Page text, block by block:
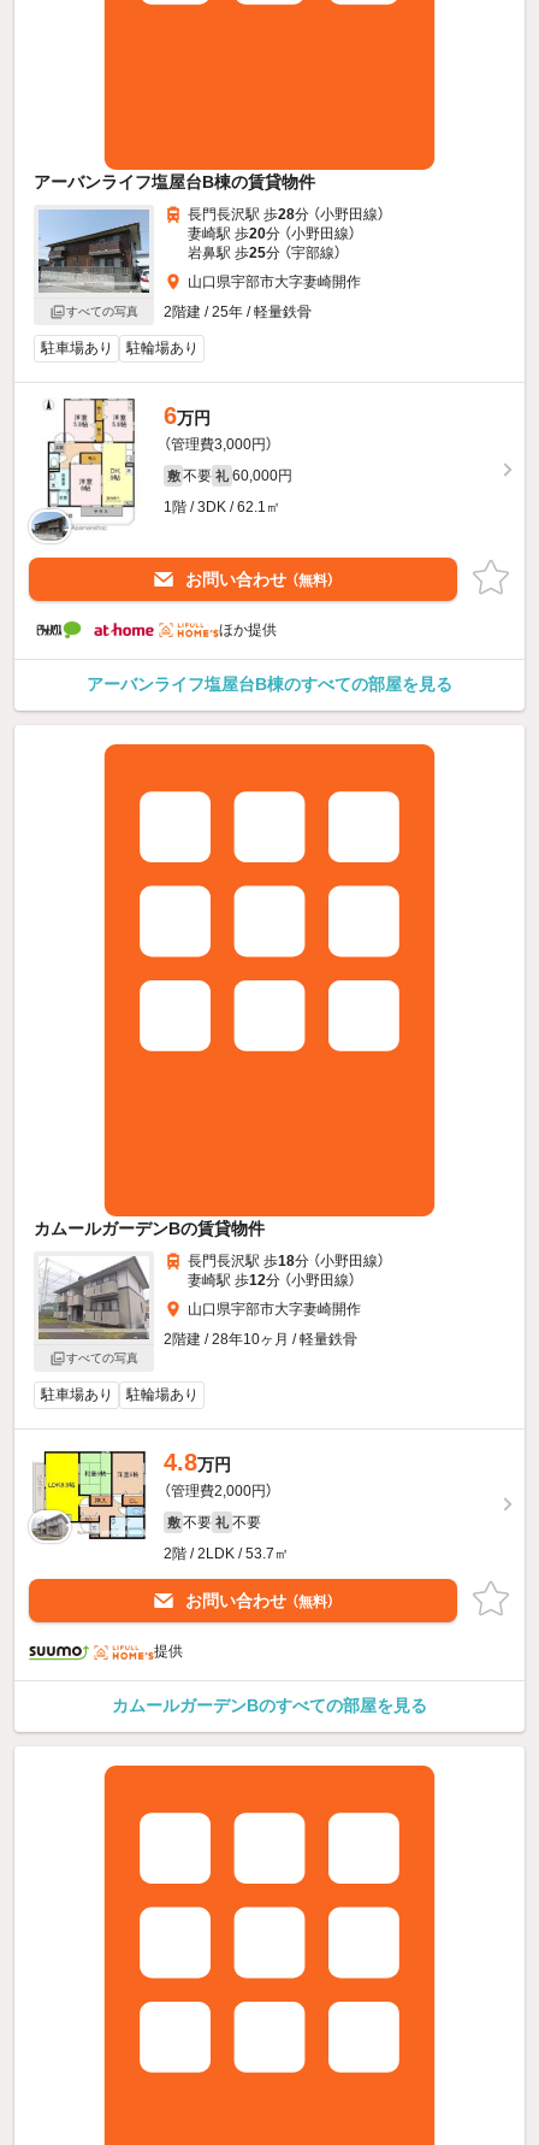
アーバンライフ塩屋台B棟の賃貸物件
すべての写真
長門長沢駅 歩28分 （小野田線）
妻崎駅 歩20分 （小野田線）
岩鼻駅 歩25分 （宇部線）
山口県宇部市大字妻崎開作
2階建 / 25年 / 軽量鉄骨
駐車場あり 駐輪場あり
6万円
（管理費3,000円）
敷 不要 礼 60,000円
1階 / 3DK / 62.1㎡
お問い合わせ （無料）
ほか提供
アーバンライフ塩屋台B棟のすべての部屋を見る
カムールガーデンBの賃貸物件
すべての写真
長門長沢駅 歩18分 （小野田線）
妻崎駅 歩12分 （小野田線）
山口県宇部市大字妻崎開作
2階建 / 28年10ヶ月 / 軽量鉄骨
駐車場あり 駐輪場あり
4.8万円
（管理費2,000円）
敷 不要 礼 不要
2階 / 2LDK / 53.7㎡
お問い合わせ （無料）
提供
カムールガーデンBのすべての部屋を見る